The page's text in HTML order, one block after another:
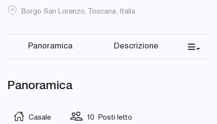
Borgo San Lorenzo, Toscana, Italia
Panoramica Descrizione
Panoramica
Casale 10 Posti letto